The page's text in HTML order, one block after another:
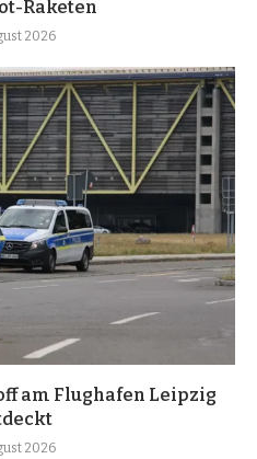
Raketen
2026
am Flughafen Leipzig
2026